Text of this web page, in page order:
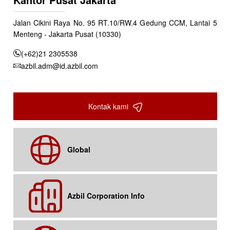
Jalan Cikini Raya No. 95 RT.10/RW.4 Gedung CCM, Lantai 5
Menteng - Jakarta Pusat (10330)
(+62)21 2305538
azbil.adm@id.azbil.com
Kontak kami
Global
Azbil Corporation Info